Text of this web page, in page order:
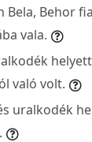
Bela, Behor
vala.
való volt.
uralkodék